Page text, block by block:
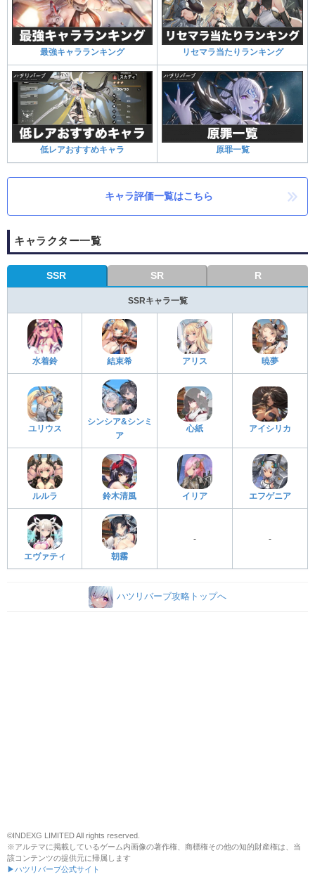
最強キャラランキング リセマラ当たりランキング
低レアおすすめキャラ 原罪一覧
キャラ評価一覧はこちら
キャラクター一覧
SSR SR R
SSRキャラ一覧
水着鈴 結束希 アリス 暁夢
ユリウス
シンシア&シンミ
ア
心紙 アイシリカ
ルルラ 鈴木清風 イリア エフゲニア
エヴァティ 朝霧
- -
ハツリバーブ攻略トップへ
©INDEXG LIMITED All rights reserved.
※アルテマに掲載しているゲーム内画像の著作権、商標権その他の知的財産権は、当
該コンテンツの提供元に帰属します
▶ハツリバーブ公式サイト